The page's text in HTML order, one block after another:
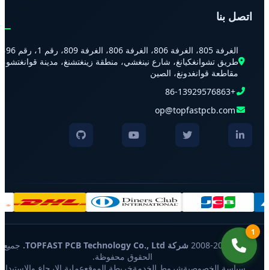
اتصل بنا
الغرفة 805، الغرفة 806، الغرفة 806، الغرفة 809، رقم 1، رقم 96،
طريق تشوانغكيانغ، شارع نينغشي، منطقة زينغتشنغ، مدينة قوانغتشو،
مقاطعة قوانغدونغ، الصين
+86-13929576863
op@topfastpcb.com
© 2008-2026 شركة TOPFAST PCB Technology Co., Ltd.
جميع
الحقوق محفوظة.
سياسة الخصوصيةشروط الخدمةخريطة الموقععملية الإرجاع والاستبدال
1